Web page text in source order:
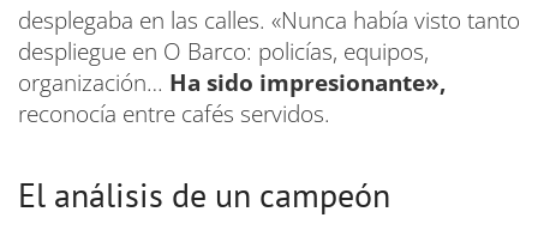
desplegaba en las calles. «Nunca había visto tanto
despliegue en O Barco: policías, equipos,
organización… Ha sido impresionante»,
reconocía entre cafés servidos.
El análisis de un campeón